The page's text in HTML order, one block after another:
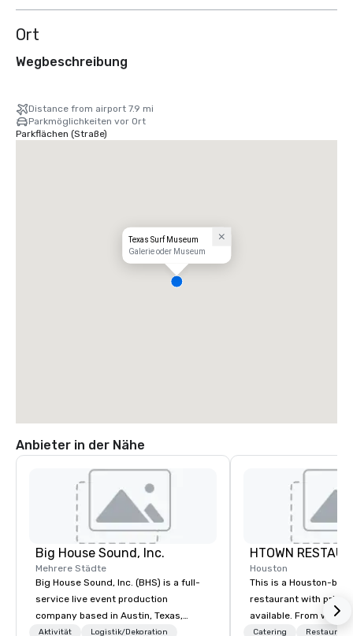
Ort
Wegbeschreibung
Distance from airport 7.9 mi
Parkmöglichkeiten vor Ort
Parkflächen (Straße)
Texas Surf Museum
Galerie oder Museum
Anbieter in der Nähe
Big House Sound, Inc.
Mehrere Städte
Big House Sound, Inc. (BHS) is a full-
service live event production
company based in Austin, Texas,
delivering professional audio, lighting,
Aktivität Logistik/Dekoration
HTOWN
Houston
This is a Houston-
restaurant with
available. From
corporate events, we
Catering